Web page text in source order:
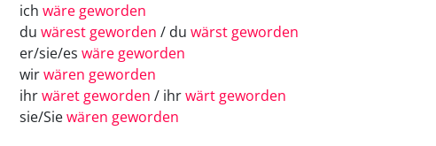
ich wäre geworden
du wärest geworden / du wärst geworden
er/sie/es wäre geworden
wirwären geworden
ihrwäret geworden / ihrwärt geworden
sie/Siewären geworden